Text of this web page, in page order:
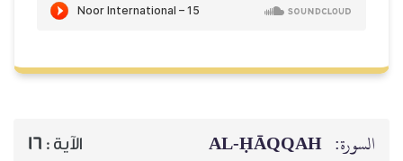
السورة: AL‑ḤĀQQAH الآية : 16